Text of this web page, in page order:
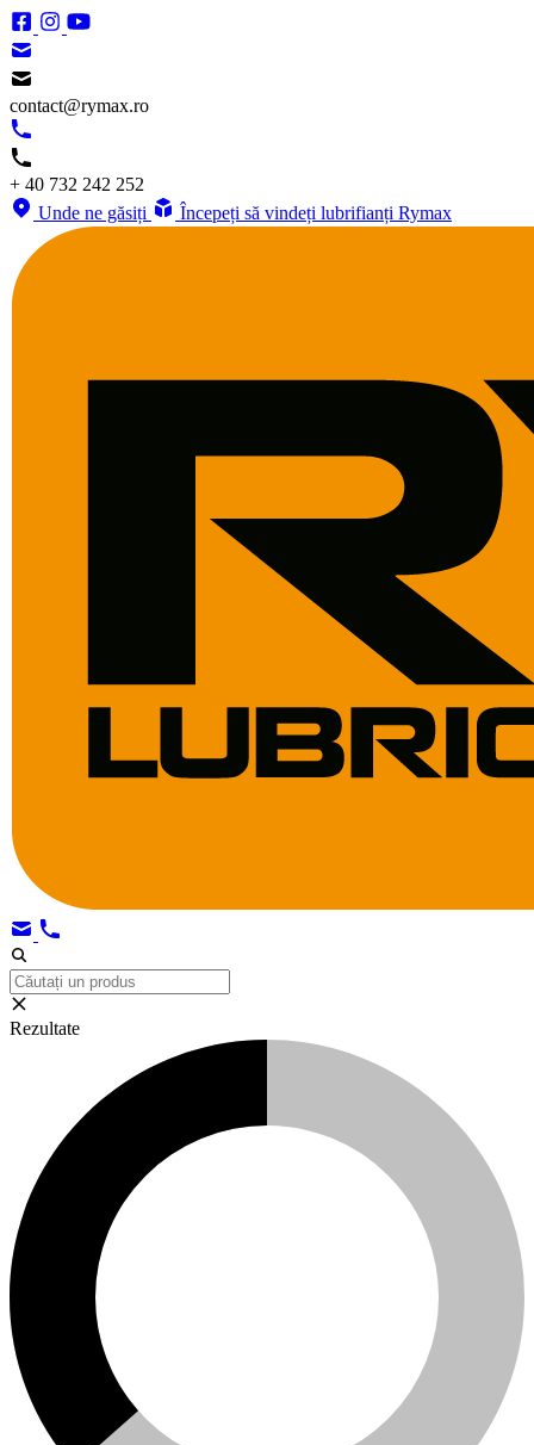
contact@rymax.ro
+ 40 732 242 252
Unde ne găsiți
Începeți să vindeți lubrifianți Rymax
Rezultate